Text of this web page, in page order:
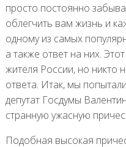
просто постоянно
облегчить вам жизнь и
одному из самых
а также ответ на них.
жителя России, но никто
ответа. Итак, мы
депутат Госдумы
странную ужасную
Подобная высокая